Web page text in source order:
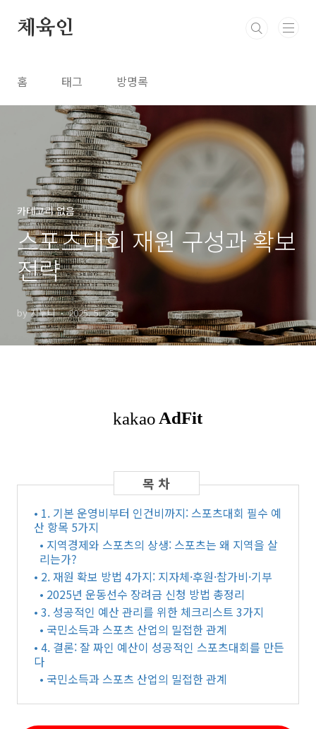
체육인
홈 태그 방명록
카테고리 없음
스포츠대회 재원 구성과 확보
전략
by 지누니 2025. 5. 25.
• 1. 기본 운영비부터 인건비까지: 스포츠대회 필수 예
산 항목 5가지
• 지역경제와 스포츠의 상생: 스포츠는 왜 지역을 살
리는가?
• 2. 재원 확보 방법 4가지: 지자체·후원·참가비·기부
• 2025년 운동선수 장려금 신청 방법 총정리
• 3. 성공적인 예산 관리를 위한 체크리스트 3가지
• 국민소득과 스포츠 산업의 밀접한 관계
• 4. 결론: 잘 짜인 예산이 성공적인 스포츠대회를 만든
다
• 국민소득과 스포츠 산업의 밀접한 관계